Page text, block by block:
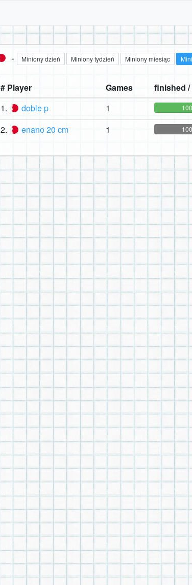
- Miniony dzień Miniony tydzień Miniony miesiąc
# Player Games finished /
1.
doble p 1
2. enano 20 cm 1